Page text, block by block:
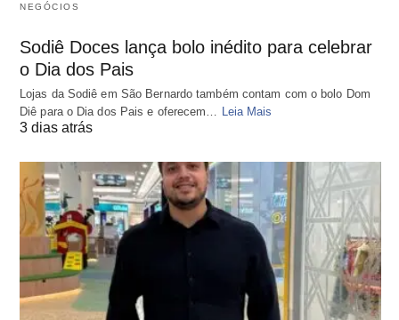
NEGÓCIOS
Sodiê Doces lança bolo inédito para celebrar
o Dia dos Pais
Lojas da Sodiê em São Bernardo também contam com o bolo Dom
Diê para o Dia dos Pais e oferecem… Leia Mais
3 dias atrás